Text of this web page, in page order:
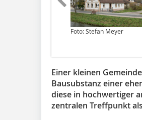
Foto: Stefan Meyer
Einer kleinen
Bausubstanz einer
diese in hochwertiger
zentralen Treffpunkt